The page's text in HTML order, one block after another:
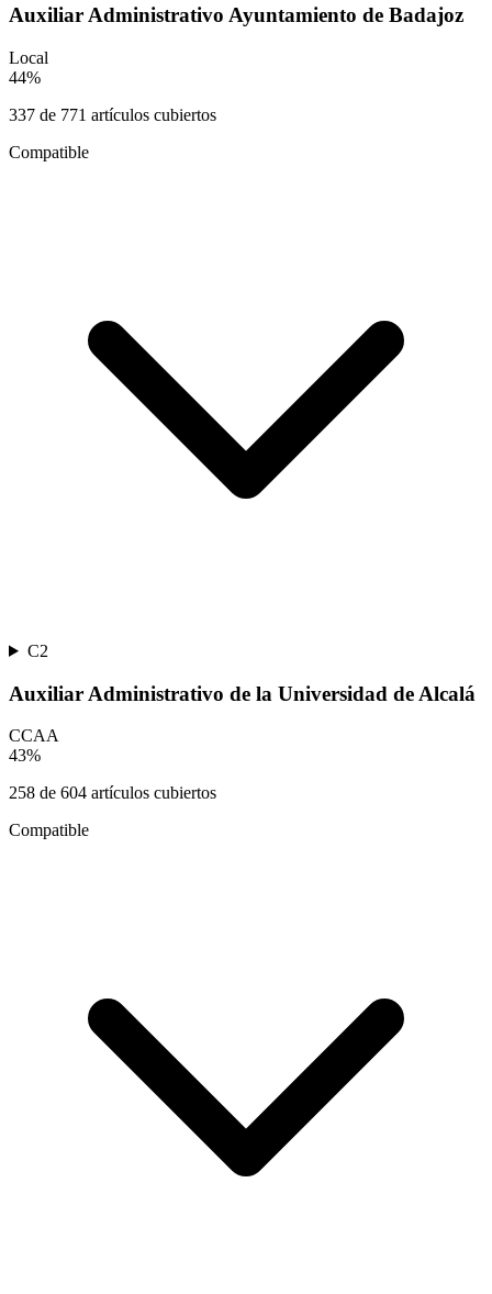
Auxiliar Administrativo Ayuntamiento de Badajoz
Local
44%
337 de 771 artículos cubiertos
Compatible
C2
Auxiliar Administrativo de la Universidad de Alcalá
CCAA
43%
258 de 604 artículos cubiertos
Compatible